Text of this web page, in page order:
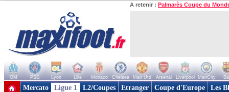
A retenir : Palmarès Coupe du
OM PSG Lyon Lille Monaco Chelsea Man Utd Arsenal Liverpool ManCity
+ de clubs
Mercato Ligue 1 L2/Coupes Etranger Coupe d'Europe Les